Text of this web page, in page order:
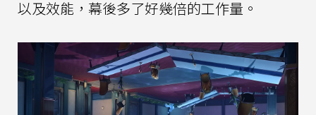
以及效能，幕後多了好幾倍的工作量。